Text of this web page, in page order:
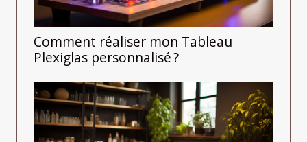
Comment réaliser mon Tableau
Plexiglas personnalisé ?